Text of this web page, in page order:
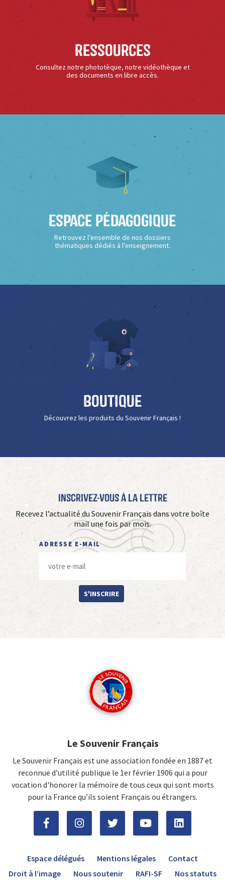
Ressources
Consultez notre phototèque, notre vidéothèque et
des documents en libre accès.
Espace Pédagogique
Retrouvez l’ensemble de nos dossiers
thématiques dédiés à l’enseignement.
Boutique
Découvrez les produits du Souvenir Français !
Inscrivez-vous à La Lettre
Recevez l’actualité du Souvenir Français dans votre boîte
mail une fois par mois.
ADRESSE E-MAIL
S'INSCRIRE
Le Souvenir Français
Le Souvenir Français est une association fondée en 1887 et
reconnue d’utilité publique le 1er février 1906 qui a pour
vocation d'honorer la mémoire de tous ceux qui sont morts
pour la France qu’ils soient Français ou étrangers.
Espace délégués Mentions légales
Contact
Droit à l’image
Nous soutenir RAFI-SF Nos statuts